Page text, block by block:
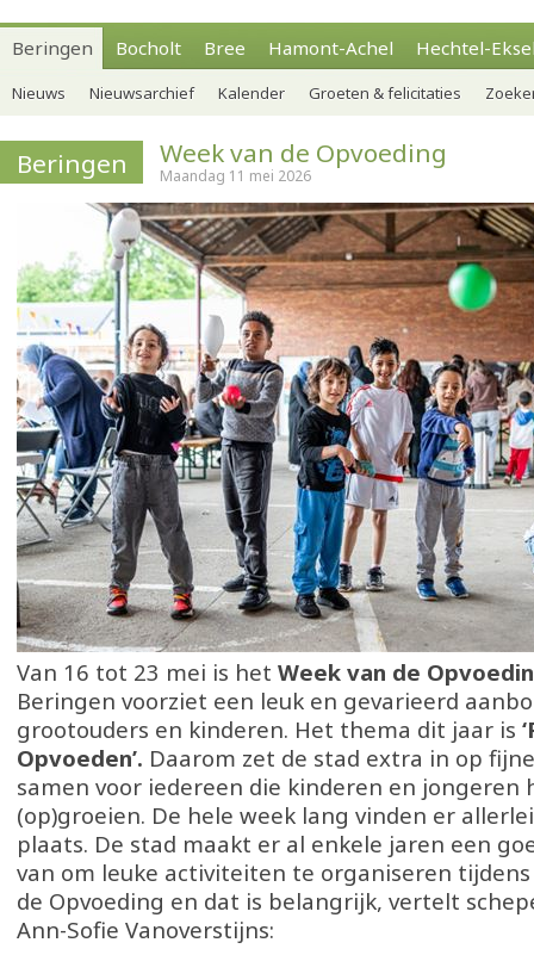
Beringen Bocholt Bree Hamont-Achel Hechtel-
Nieuws Nieuwsarchief Kalender Groeten & felicitaties
Beringen Week van de Opvoeding
Maandag 11 mei 2026
Van 16 tot 23 mei is het Week van de
Beringen voorziet een leuk en gevarieerd
grootouders en kinderen. Het thema dit jaar is
Opvoeden’. Daarom zet de stad extra in op
samen voor iedereen die kinderen en jongeren
(op)groeien. De hele week lang vinden er
plaats. De stad maakt er al enkele jaren een
van om leuke activiteiten te organiseren tijdens
de Opvoeding en dat is belangrijk, vertelt
Ann-Sofie Vanoverstijns: